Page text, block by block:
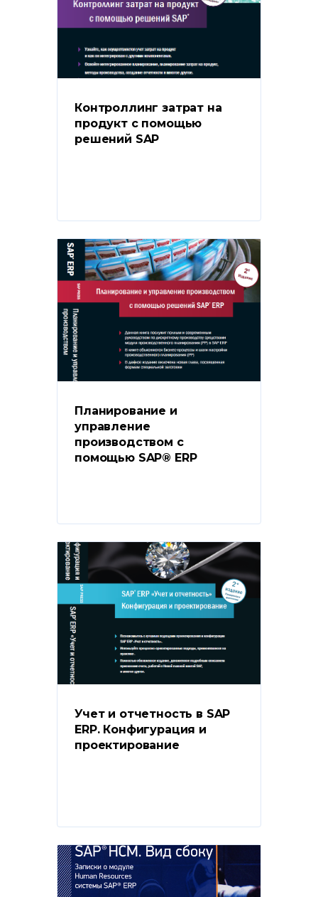
Контроллинг затрат на
продукт с помощью
решений SAP
Планирование и
управление
производством с
помощью SAP® ERP
Учет и отчетность в SAP
ERP. Конфигурация и
проектирование